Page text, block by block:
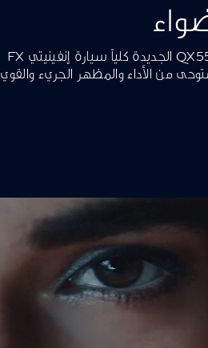
يكرّم الهيكل الدراماتيكي لسيارة إنفينيتي QX55 الجديدة كلياً سيارة إنفينيتي FX
من الأداء والمظهر الجريء والقوي.